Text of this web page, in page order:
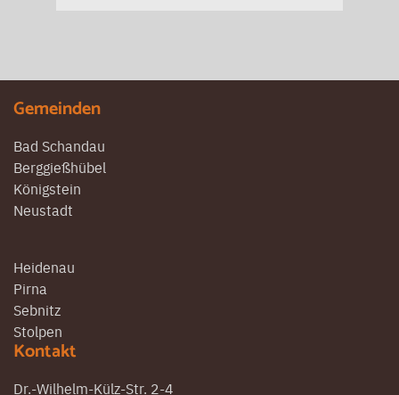
Gemeinden
Bad Schandau
Berggießhübel
Königstein
Neustadt
Heidenau
Pirna
Sebnitz
Stolpen
Kontakt
Dr.-Wilhelm-Külz-Str. 2-4